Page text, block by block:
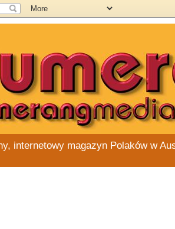
internetowy magazyn Polaków w